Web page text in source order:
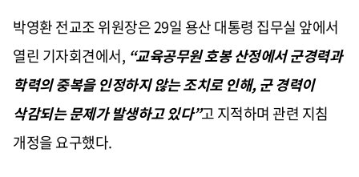
박영환 전교조 위원장은29일 용산 대통령 집무실 앞에서
열린 기자회견에서, “교육공무원 호봉 산정에서 군경력과
학력의 중복을 인정하지 않는 조치로 인해,군 경력이
삭감되는 문제가 발생하고 있다”고 지적하며 관련 지침
개정을 요구했다.